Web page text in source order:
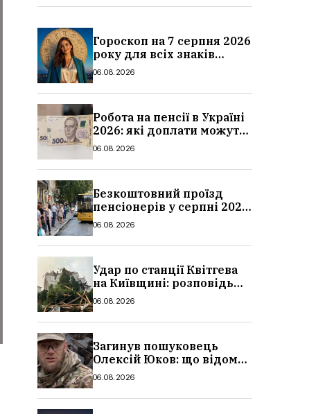
Гороскоп на 7 серпня 2026
року для всіх знаків
зодіаку: кому пощастить у
06.08.2026
Робота на пенсії в Україні
2026: які доплати можуть
скасувати, про що
06.08.2026
Безкоштовний проїзд
пенсіонерів у серпні 2026
в Україні: де діє пільга,
06.08.2026
Удар по станції Квітгева
на Київщині: розповідь
очевидців, як вісім людей
сталося
06.08.2026
Загинув пошуковець
Олексій Юков: що відомо
про його роботу, хто він
06.08.2026